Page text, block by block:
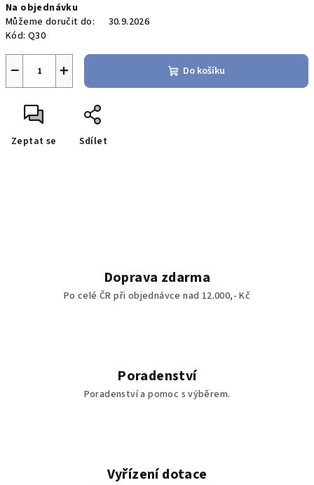
Na objednávku
Můžeme doručit do:
30.9.2026
Kód: Q30
+
− Do košíku
Zeptat se Sdílet
Doprava zdarma
Po celé ČR při objednávce nad 12.000,- Kč
Poradenství
Poradenství a pomoc s výběrem.
Vyřízení dotace